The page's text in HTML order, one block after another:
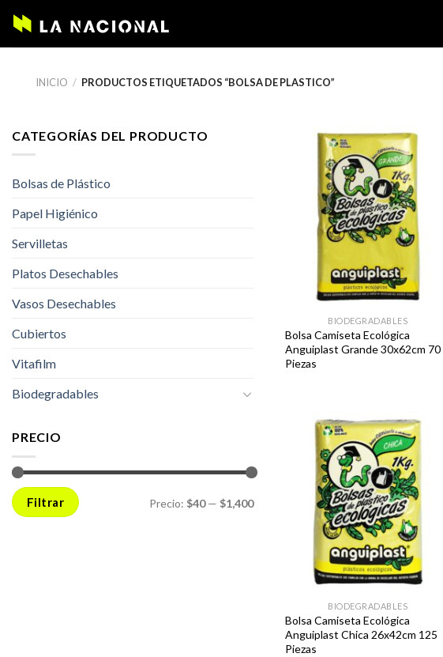
content
INICIO / PRODUCTOS ETIQUETADOS “BOLSA DE PLASTICO”
CATEGORÍAS DEL PRODUCTO
Bolsas de Plástico
Papel Higiénico
Servilletas
Platos Desechables
Vasos Desechables
Cubiertos
Vitafilm
Biodegradables
PRECIO
Precio
mínimo
Precio
máximo
Filtrar Precio: $40— $1,400
Favoritos
BIODEGRADABLES
Bolsa Camiseta Ecológica
Anguiplast Grande 30x62cm 70
Piezas
Favoritos
BIODEGRADABLES
Bolsa Camiseta Ecológica
Anguiplast Chica 26x42cm 125
Piezas